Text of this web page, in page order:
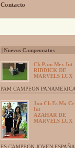
Contacto
| Nuevos Campeonatos
Ch Pam Mex Int
RIDDICK DE
MARVELS LUX
PAM CAMPEON
Jun Ch Es Mx
Int
AZAHAR DE
MARVELS LUX
ES CAMPEON JOVEN ESPAÑA